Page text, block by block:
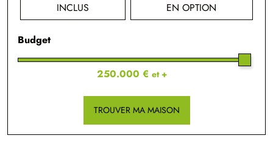
INCLUS EN OPTION
Budget
250.000 € et +
TROUVER MA MAISON